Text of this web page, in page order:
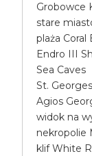
Grobowce
stare
plaża Coral
Endro III
Sea Caves
St.
Agios
widok na
nekropolie
klif White